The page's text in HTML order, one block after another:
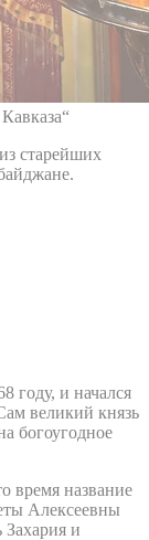
старейших
году, и начался
великий князь
богоугодное
время название
Алексеевны
и